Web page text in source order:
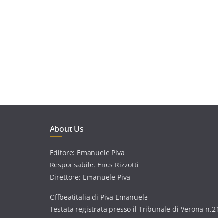
About Us
Editore: Emanuele Piva
Responsabile: Enos Rizzotti
Direttore: Emanuele Piva
Offbeatitalia di Piva Emanuele
Testata registrata presso il Tribunale di Verona